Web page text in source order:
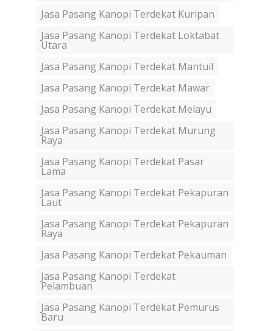
Jasa Pasang Kanopi Terdekat Kuripan
Jasa Pasang Kanopi Terdekat Loktabat
Utara
Jasa Pasang Kanopi Terdekat Mantuil
Jasa Pasang Kanopi Terdekat Mawar
Jasa Pasang Kanopi Terdekat Melayu
Jasa Pasang Kanopi Terdekat Murung
Raya
Jasa Pasang Kanopi Terdekat Pasar
Lama
Jasa Pasang Kanopi Terdekat Pekapuran
Laut
Jasa Pasang Kanopi Terdekat Pekapuran
Raya
Jasa Pasang Kanopi Terdekat Pekauman
Jasa Pasang Kanopi Terdekat
Pelambuan
Jasa Pasang Kanopi Terdekat Pemurus
Baru